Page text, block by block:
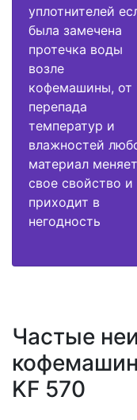
уплотнителей
была замечена
протечка воды
возле
кофемашины, от
перепада
температур и
влажностей
материал меняет
свое свойство и
приходит в
негодность
Частые
KF 570